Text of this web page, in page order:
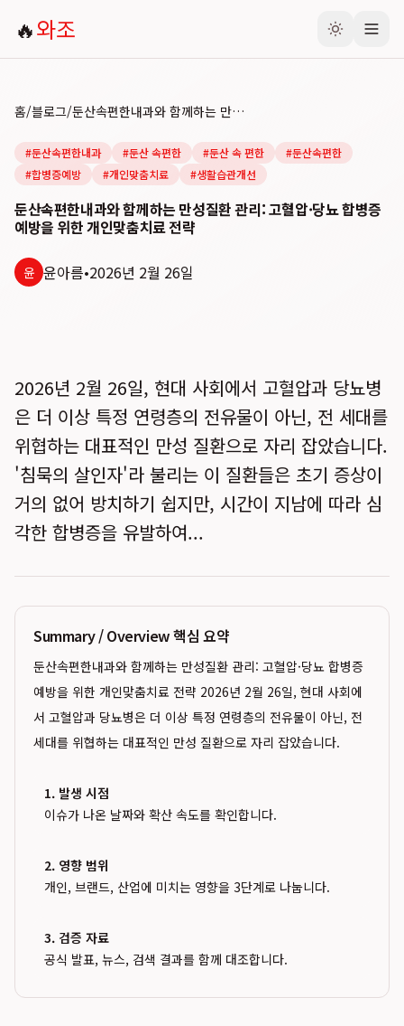
🔥와조
홈/블로그/ 둔산속편한내과와 함께하는 만성질환 관리: 고혈압·당뇨 합병증 예방을 위한 개인맞춤치료 전략
#둔산속편한내과 #둔산 속편한 #둔산 속 편한 #둔산속편한
#합병증예방 #개인맞춤치료 #생활습관개선
둔산속편한내과와 함께하는 만성질환 관리: 고혈압·당뇨 합병증
예방을 위한 개인맞춤치료 전략
윤 윤아름•2026년 2월 26일
2026년 2월 26일, 현대 사회에서 고혈압과 당뇨병
은 더 이상 특정 연령층의 전유물이 아닌, 전 세대를
위협하는 대표적인 만성 질환으로 자리 잡았습니다.
'침묵의 살인자'라 불리는 이 질환들은 초기 증상이
거의 없어 방치하기 쉽지만, 시간이 지남에 따라 심
각한 합병증을 유발하여...
Summary / Overview 핵심 요약
둔산속편한내과와 함께하는 만성질환 관리: 고혈압·당뇨 합병증
예방을 위한 개인맞춤치료 전략 2026년 2월 26일, 현대 사회에
서 고혈압과 당뇨병은 더 이상 특정 연령층의 전유물이 아닌, 전
세대를 위협하는 대표적인 만성 질환으로 자리 잡았습니다.
1. 발생 시점
이슈가 나온 날짜와 확산 속도를 확인합니다.
2. 영향 범위
개인, 브랜드, 산업에 미치는 영향을 3단계로 나눕니다.
3. 검증 자료
공식 발표, 뉴스, 검색 결과를 함께 대조합니다.